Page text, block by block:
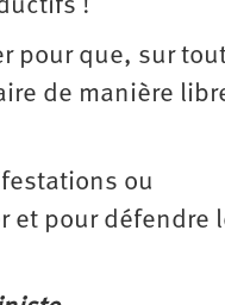
!
pour que, sur
de manière
ou
et pour défendre